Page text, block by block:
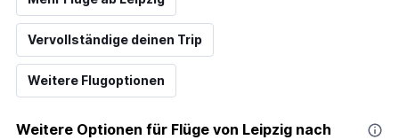
Vervollständige deinen Trip
Weitere Flugoptionen
Weitere Optionen für Flüge von Leipzig nach